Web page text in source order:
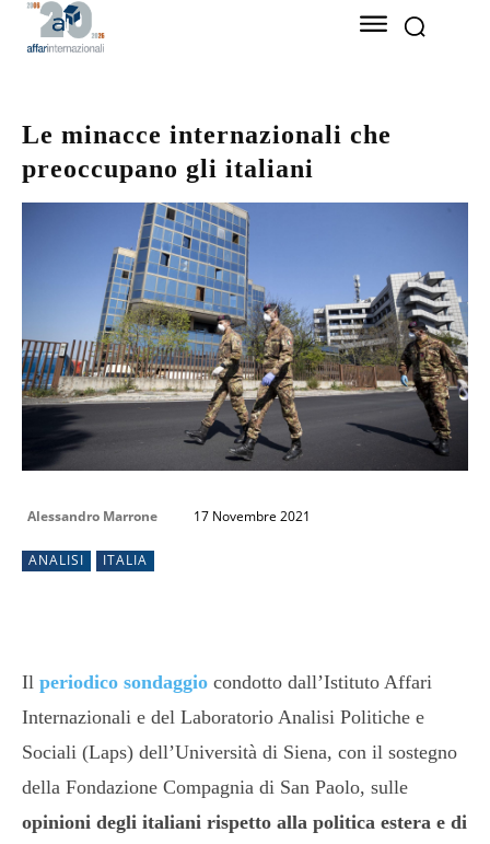
Le minacce internazionali che
preoccupano gli italiani
Alessandro Marrone 17 Novembre 2021
ANALISI ITALIA
Il periodico sondaggio condotto dall’Istituto Affari
Internazionali e del Laboratorio Analisi Politiche e
Sociali (Laps) dell’Università di Siena, con il sostegno
della Fondazione Compagnia di San Paolo, sulle
opinioni degli italiani rispetto alla politica estera e di